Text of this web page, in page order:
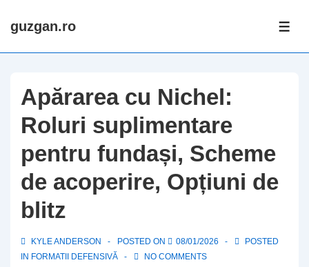
Skipguzgan.ro
Apărarea cu Nichel:
Roluri suplimentare
pentru fundași, Scheme
de acoperire, Opțiuni de
blitz
KYLE ANDERSON POSTED ON 08/01/2026
POSTED
IN FORMATII DEFENSIVĂ NO COMMENTS